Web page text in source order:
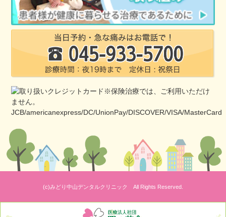
(c)みどり中山デンタルクリニック All Rights Reserved.